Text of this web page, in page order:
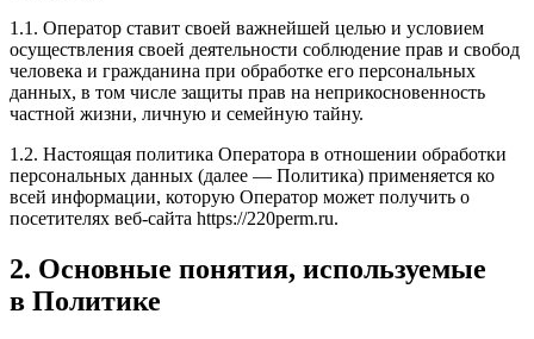
1.1. Оператор ставит своей важнейшей целью и условием
осуществления своей деятельности соблюдение прав и свобод
человека и гражданина при обработке его персональных
данных, в том числе защиты прав на неприкосновенность
частной жизни, личную и семейную тайну.
1.2. Настоящая политика Оператора в отношении обработки
персональных данных (далее — Политика) применяется ко
всей информации, которую Оператор может получить о
посетителях веб-сайта https://220perm.ru.
2. Основные понятия, используемые
в Политике